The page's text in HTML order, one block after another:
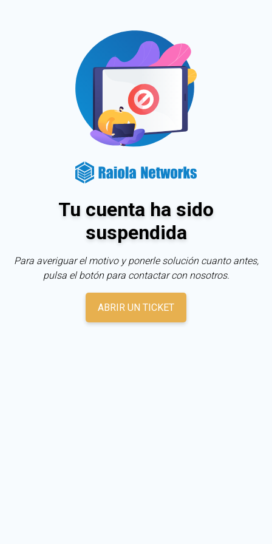
Tu cuenta ha sido
suspendida
Para averiguar el motivo y ponerle solución cuanto antes,
pulsa el botón para contactar con nosotros.
ABRIR UN TICKET